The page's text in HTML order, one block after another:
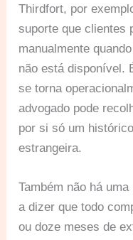
Thirdfort, por
suporte que clientes
manualmente
não está disponível.
se torna
advogado pode
por si só um
estrangeira.
Também não há
a dizer que todo
ou doze meses de